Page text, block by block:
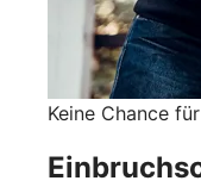
Keine Chance